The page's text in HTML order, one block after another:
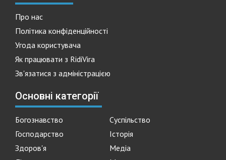
Про нас
Політика конфіденційності
Угода користувача
Як працювати з RidiVira
Зв'язатися з адміністрацією
Основні категорії
Богознавство
Суспільство
Господарство
Історія
Здоров'я
Медіа